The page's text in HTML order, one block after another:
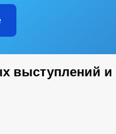
выступлений и